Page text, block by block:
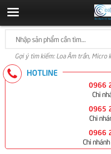
Gợi ý tìm kiếm: Loa Âm trần, Micro
HOTLINE
0966
Chi
0965
Chi
0966
Chi